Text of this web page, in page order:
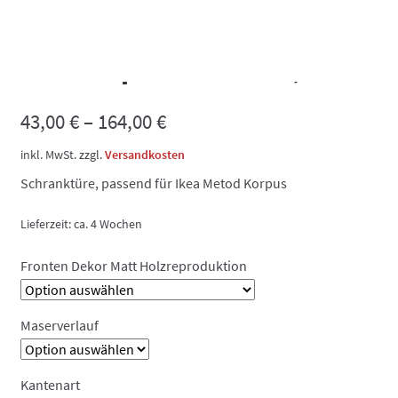
43,00€– 164,00€
inkl. MwSt.zzgl.Versandkosten
Schranktüre, passend für Ikea Metod Korpus
Lieferzeit:ca. 4 Wochen
Fronten Dekor Matt Holzreproduktion
Maserverlauf
Kantenart